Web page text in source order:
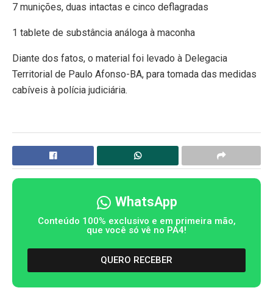
7 munições, duas intactas e cinco deflagradas
1 tablete de substância análoga à maconha
Diante dos fatos, o material foi levado à Delegacia
Territorial de Paulo Afonso-BA, para tomada das medidas
cabíveis à polícia judiciária.
WhatsApp
Conteúdo 100% exclusivo e em primeira mão,
que você só vê no PA4!
QUERO RECEBER